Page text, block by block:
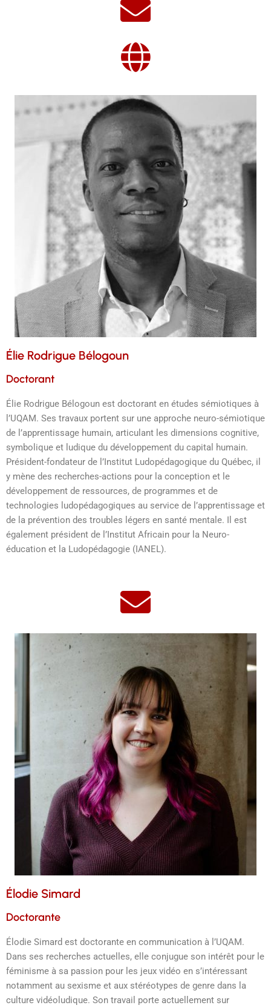
Élie Rodrigue Bélogoun
Doctorant
Élie Rodrigue Bélogoun est doctorant en études sémiotiques à
l’UQAM. Ses travaux portent sur une approche neuro-sémiotique
de l’apprentissage humain, articulant les dimensions cognitive,
symbolique et ludique du développement du capital humain.
Président-fondateur de l’Institut Ludopédagogique du Québec, il
y mène des recherches-actions pour la conception et le
développement de ressources, de programmes et de
technologies ludopédagogiques au service de l’apprentissage et
de la prévention des troubles légers en santé mentale. Il est
également président de l’Institut Africain pour la Neuro-
éducation et la Ludopédagogie (IANEL).
Élodie Simard
Doctorante
Élodie Simard est doctorante en communication à l’UQAM.
Dans ses recherches actuelles, elle conjugue son intérêt pour le
féminisme à sa passion pour les jeux vidéo en s’intéressant
notamment au sexisme et aux stéréotypes de genre dans la
culture vidéoludique. Son travail porte actuellement sur